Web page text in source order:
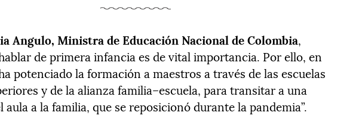
Angulo, Ministra de Educación Nacional de Colombia,
de primera infancia es de vital importancia. Por ello, en
potenciado la formación a maestros a través de las escuelas
y de la alianza familia–escuela, para transitar a una
a la familia, que se reposicionó durante la pandemia”.